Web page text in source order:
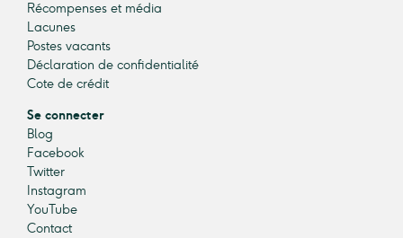
Récompenses et média
Lacunes
Postes vacants
Déclaration de confidentialité
Cote de crédit
Se connecter
Blog
Facebook
Twitter
Instagram
YouTube
Contact